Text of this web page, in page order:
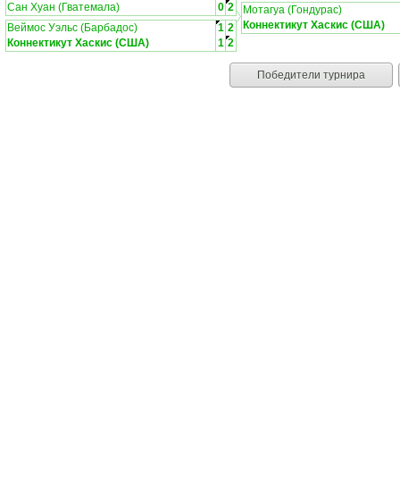
Сан Хуан (Гватемала)
0 2
Веймос Уэльс (Барбадос)
1 2
Коннектикут Хаскис (США)
1 2
Мотагуа (Гондурас)
Коннектикут Хаскис (США)
Победители турнира